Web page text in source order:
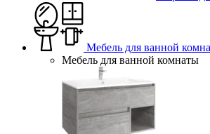
Мебель для ванной
Мебель для ванной комнаты